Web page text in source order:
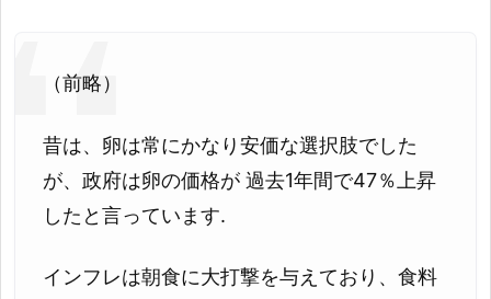
（前略）
昔は、卵は常にかなり安価な選択肢でした
が、政府は卵の価格が 過去1年間で47％上昇
したと言っています.
インフレは朝食に大打撃を与えており、食料